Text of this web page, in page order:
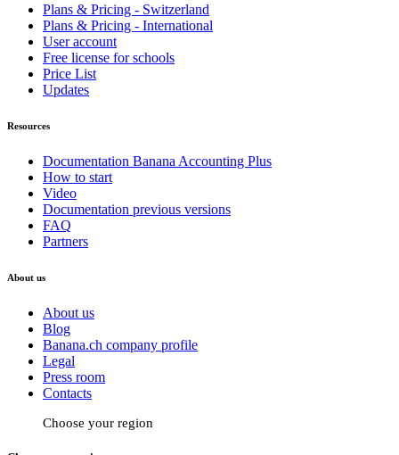
Plans & Pricing - Switzerland
Plans & Pricing - International
User account
Free license for schools
Price List
Updates
Resources
Documentation Banana Accounting Plus
How to start
Video
Documentation previous versions
FAQ
Partners
About us
About us
Blog
Banana.ch company profile
Legal
Press room
Contacts
Choose your region